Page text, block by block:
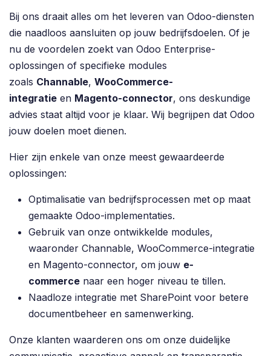
Bij ons draait alles om het leveren van Odoo-diensten
die naadloos aansluiten op jouw bedrijfsdoelen. Of je
nu de voordelen zoekt van Odoo Enterprise-
oplossingen of specifieke modules
zoals Channable, WooCommerce-
integratie en Magento-connector, ons deskundige
advies staat altijd voor je klaar. Wij begrijpen dat Odoo
jouw doelen moet dienen.
Hier zijn enkele van onze meest gewaardeerde
oplossingen:
Optimalisatie van bedrijfsprocessen met op maat
gemaakte Odoo-implementaties.
Gebruik van onze ontwikkelde modules,
waaronder Channable, WooCommerce-integratie
en Magento-connector, om jouw e-
commerce naar een hoger niveau te tillen.
Naadloze integratie met SharePoint voor betere
documentbeheer en samenwerking.
Onze klanten waarderen ons om onze duidelijke